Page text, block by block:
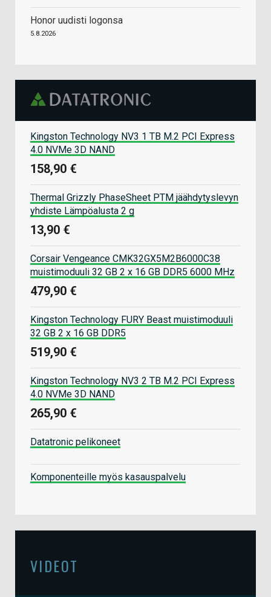
Honor uudisti logonsa
5.8.2026
Kingston Technology NV3 1 TB M.2 PCI Express
4.0 NVMe 3D NAND
158,90 €
Thermal Grizzly PhaseSheet PTM jäähdytyslevyn
yhdiste Lämpöalusta 2 g
13,90 €
Corsair Vengeance CMK32GX5M2B6000C38
muistimoduuli 32 GB 2 x 16 GB DDR5 6000 MHz
479,90 €
Kingston Technology FURY Beast muistimoduuli
32 GB 2 x 16 GB DDR5
519,90 €
Kingston Technology NV3 2 TB M.2 PCI Express
4.0 NVMe 3D NAND
265,90 €
Datatronic pelikoneet
Komponenteille myös kasauspalvelu
VIDEOT